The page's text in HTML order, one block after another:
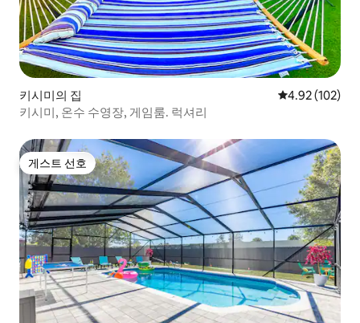
키시미의 집 평점 4.92점(5
4.92 (102)
키시미, 온수 수영장, 게임룸. 럭셔리
게스트 선호
게스트 선호